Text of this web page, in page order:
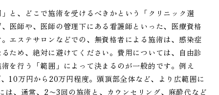
と、どこで施術を受けるべきかという「クリニック選
医師や、医師の管理下にある看護師といった、医療資格
エステサロンなどでの、無資格者による施術は、感染症
ため、絶対に避けてください。費用については、自由診
を行う「範囲」によって決まるのが一般的です。例え
10万円から20万円程度。頭頂部全体など、より広範囲に
、通常、2〜3回の施術と、カウンセリング、麻酔代など